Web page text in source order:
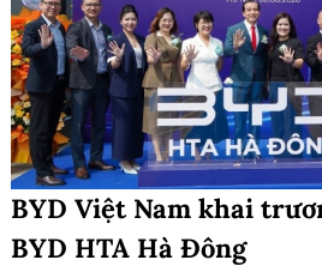
BYD Việt Nam khai
BYD HTA Hà Đông